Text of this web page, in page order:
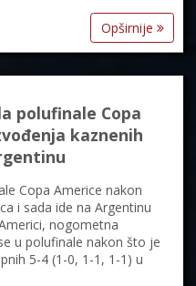
Opširnije
polufinale Copa
kaznenih
Copa Americe nakon
i sada ide na Argentinu
nogometna
u polufinale nakon što je
5-4 (1-0, 1-1, 1-1) u